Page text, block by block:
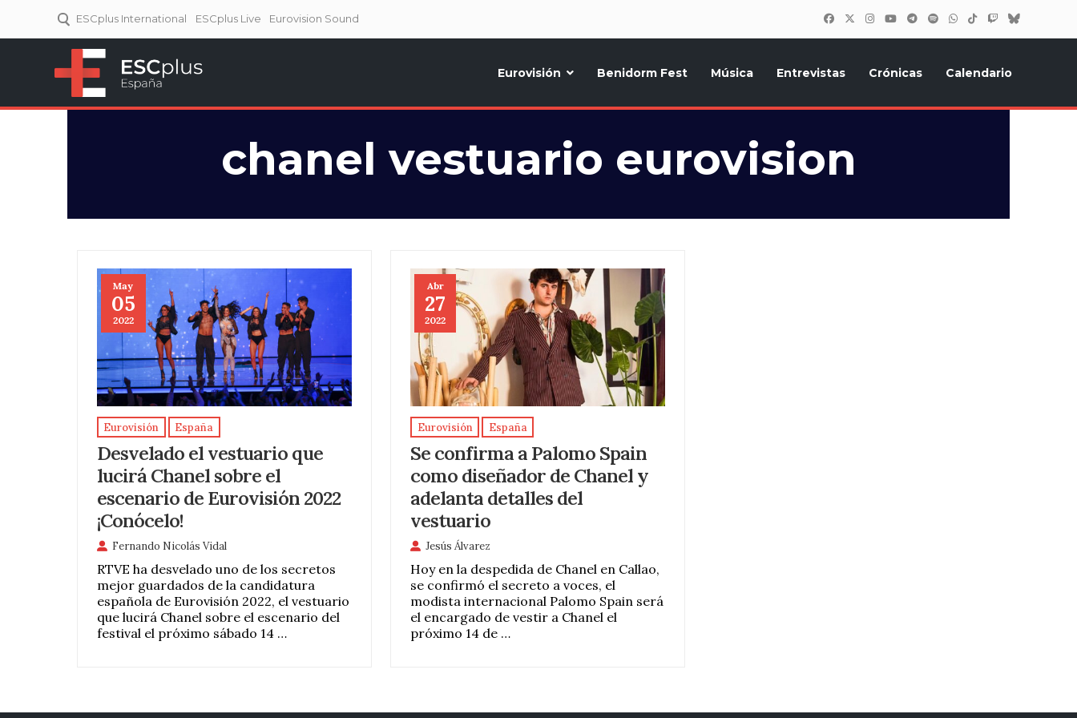
ESCplus International ESCplus Live Eurovision Sound
Eurovisión Benidorm Fest Música Entrevistas Crónicas Calendario
chanel vestuario eurovision
May
05
2022
Eurovisión España
Desvelado el vestuario que
lucirá Chanel sobre el
escenario de Eurovisión 2022
¡Conócelo!
Fernando Nicolás Vidal
RTVE ha desvelado uno de los secretos
mejor guardados de la candidatura
española de Eurovisión 2022, el vestuario
que lucirá Chanel sobre el escenario del
festival el próximo sábado 14 …
Abr
27
2022
Eurovisión España
Se confirma a Palomo Spain
como diseñador de Chanel y
adelanta detalles del
vestuario
Jesús Álvarez
Hoy en la despedida de Chanel en Callao,
se confirmó el secreto a voces, el
modista internacional Palomo Spain será
el encargado de vestir a Chanel el
próximo 14 de …